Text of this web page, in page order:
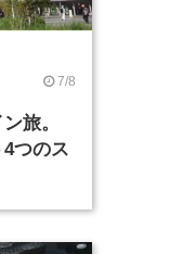
7/8
旅。
つのス